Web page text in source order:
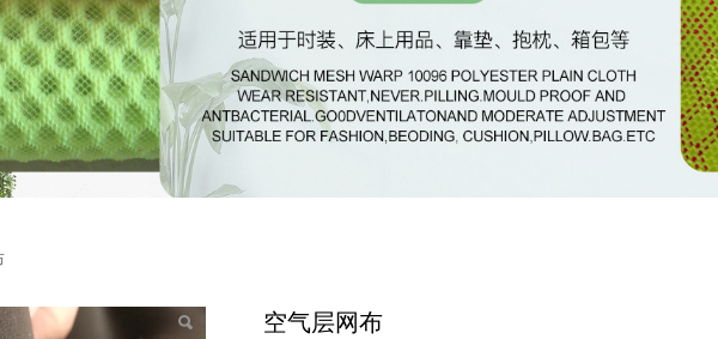
空气层网布